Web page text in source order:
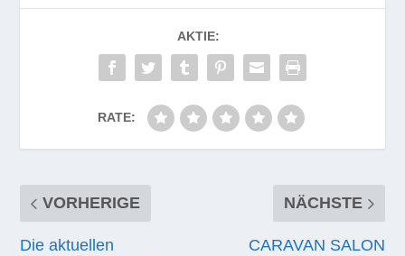
AKTIE:
RATE:
VORHERIGE
Die aktuellen
NÄCHSTE
CARAVAN SALON